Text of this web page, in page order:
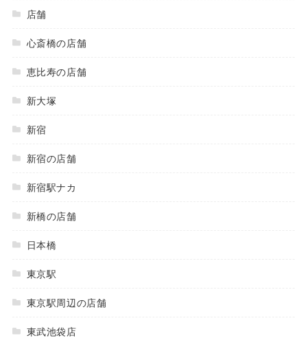
店舗
心斎橋の店舗
恵比寿の店舗
新大塚
新宿
新宿の店舗
新宿駅ナカ
新橋の店舗
日本橋
東京駅
東京駅周辺の店舗
東武池袋店